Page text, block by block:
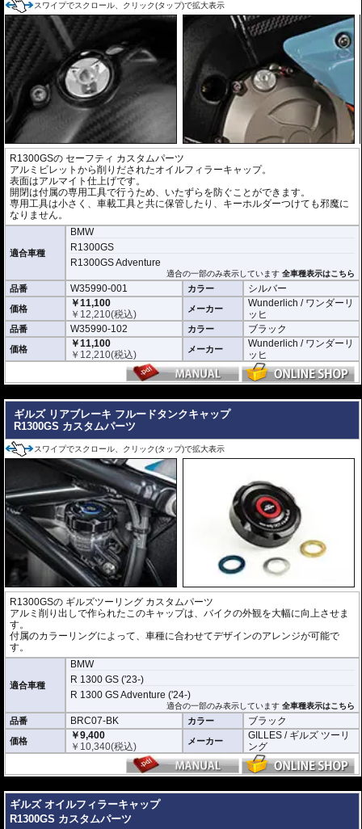
スワイプでスクロール、クリック(タップ)で拡大表示
R1300GSの セーフティ カスタムパーツ
アルミビレットから削りだされたオイルフィラーキャップ。
表面はアルマイト仕上げです。
開閉は付属の専用工具で行うため、いたずらを防ぐことができます。
専用工具は小さく、車載工具と共に保管したり、キーホルダーつけても邪魔に
なりません。
適合車種
BMW
R1300GS
R1300GS Adventure
適合の一部のみ表示しています全車種表示はこちら
品番 W35990-001 カラー シルバー
価格
￥11,100
￥ 12,210(税込) メーカー
Wunderlich / ワンダーリ
ッヒ
品番 W35990-102 カラー ブラック
価格
￥11,100
￥ 12,210(税込) メーカー
Wunderlich / ワンダーリ
ッヒ
ギルズ リアブレーキ フルードタンクキャップ
R1300GS カスタムパーツ
スワイプでスクロール、クリック(タップ)で拡大表示
R1300GSの ギルズツーリング カスタムパーツ
アルミ削り出しで作られたこのキャップは、バイクの外観を大幅に向上させま
す。
付属のカラーリングによって、車種に合わせてデザインのアレンジが可能で
す。
適合車種
BMW
R 1300 GS ('23-)
R 1300 GS Adventure ('24-)
適合の一部のみ表示しています全車種表示はこちら
品番 BRC07-BK カラー ブラック
価格
￥9,400
￥ 10,340(税込) メーカー
GILLES / ギルズ ツーリ
ング
ギルズ オイルフィラーキャップ
R1300GS カスタムパーツ